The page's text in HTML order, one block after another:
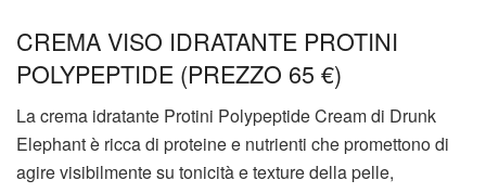
CREMA VISO IDRATANTE PROTINI
POLYPEPTIDE (PREZZO 65 €)
La crema idratante Protini Polypeptide Cream di Drunk
Elephant è ricca di proteine e nutrienti che promettono di
agire visibilmente su tonicità e texture della pelle,